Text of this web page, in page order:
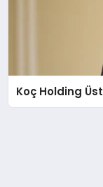
İLETIŞIM
Koç Holding